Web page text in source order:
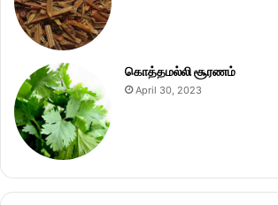
கொத்தமல்லி சூரணம்
April 30, 2023